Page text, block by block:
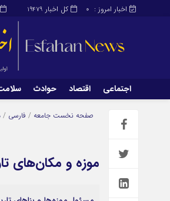
کل اخبار 19479 اخبار امروز : 0
اجتماعی اقتصاد حوادث
صفحه نخست جامعه / فارسی /
موزه و مکان‌های